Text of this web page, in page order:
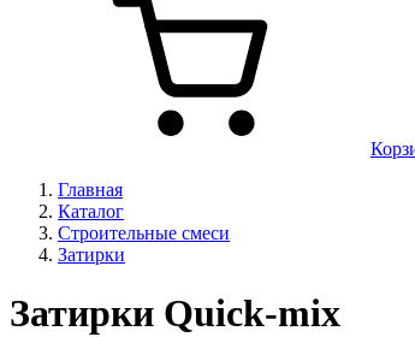
Главная
Каталог
Строительные смеси
Затирки
Затирки Quick-mix